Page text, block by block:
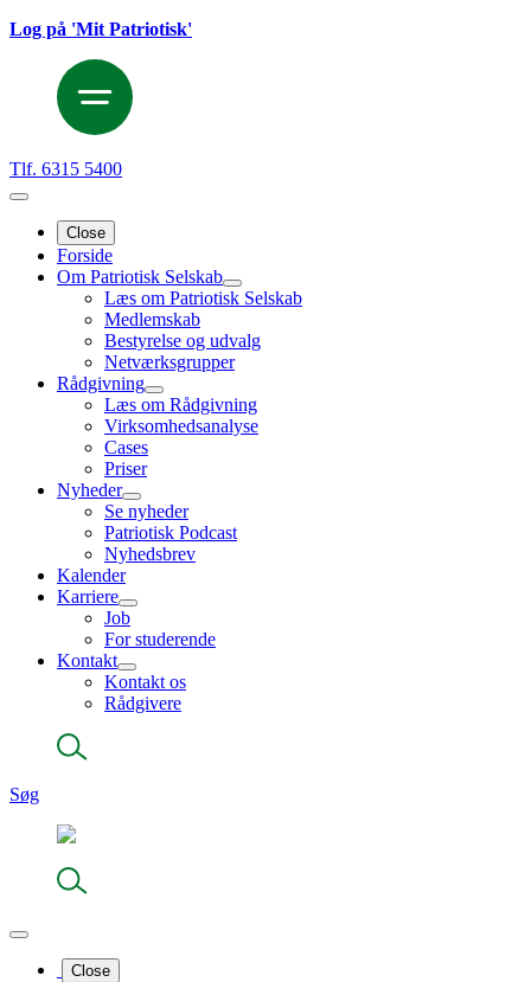
Log på 'Mit Patriotisk'
Tlf. 6315 5400
Close
Forside
Om Patriotisk Selskab
Læs om Patriotisk Selskab
Medlemskab
Bestyrelse og udvalg
Netværksgrupper
Rådgivning
Læs om Rådgivning
Virksomhedsanalyse
Cases
Priser
Nyheder
Se nyheder
Patriotisk Podcast
Nyhedsbrev
Kalender
Karriere
Job
For studerende
Kontakt
Kontakt os
Rådgivere
Søg
Close